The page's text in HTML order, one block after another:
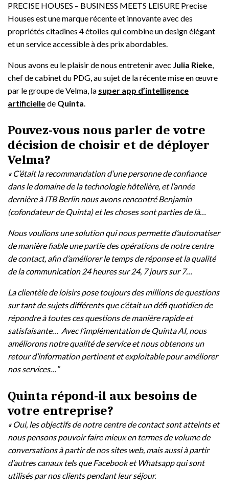
PRECISE HOUSES – BUSINESS MEETS LEISURE Precise
Houses est une marque récente et innovante avec des
propriétés citadines 4 étoiles qui combine un design élégant
et un service accessible à des prix abordables.
Nous avons eu le plaisir de nous entretenir avec Julia Rieke,
chef de cabinet du PDG, au sujet de la récente mise en œuvre
par le groupe de Velma, la super app d’intelligence
artificiellede Quinta.
Pouvez-vous nous parler de votre
décision de choisir et de déployer
Velma?
« C’était la recommandation d’une personne de confiance
dans le domaine de la technologie hôtelière, et l’année
dernière à ITB Berlin nous avons rencontré Benjamin
(cofondateur de Quinta) et les choses sont parties de là…
Nous voulions une solution qui nous permette d’automatiser
de manière fiable une partie des opérations de notre centre
de contact, afin d’améliorer le temps de réponse et la qualité
de la communication 24 heures sur 24, 7 jours sur 7…
La clientèle de loisirs pose toujours des millions de questions
sur tant de sujets différents que c’était un défi quotidien de
répondre à toutes ces questions de manière rapide et
satisfaisante… Avec l’implémentation de Quinta AI, nous
améliorons notre qualité de service et nous obtenons un
retour d’information pertinent et exploitable pour améliorer
nos services…”
Quinta répond-il aux besoins de
votre entreprise?
« Oui, les objectifs de notre centre de contact sont atteints et
nous pensons pouvoir faire mieux en termes de volume de
conversations à partir de nos sites web, mais aussi à partir
d’autres canaux tels que Facebook et Whatsapp qui sont
utilisés par nos clients pendant leur séjour.